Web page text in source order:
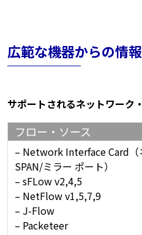
広範な機器からの情
サポートされるネットワーク
フロー・ソース
– Network Interface Card（
SPAN/ミラー ポート）
– sFLow v2,4,5
– NetFlow v1,5,7,9
– J-Flow
– Packeteer